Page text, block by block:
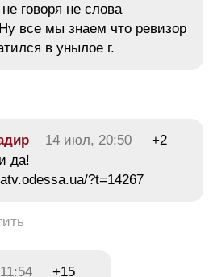
говоря не слова
все мы знаем что ревизор
в унылое г.
14 июл, 20:50
+2
да!
?t=14267
+15